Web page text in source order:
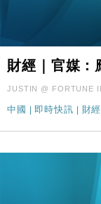
財經｜官媒：
JUSTIN @ FORTUNE
中國 即時快訊 財經